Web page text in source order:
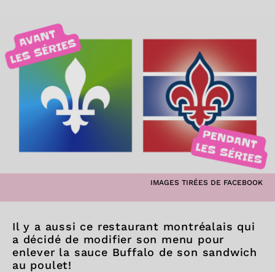
IMAGES TIRÉES DE FACEBOOK
Il y a aussi ce restaurant montréalais qui
a décidé de modifier son menu pour
enlever la sauce Buffalo de son sandwich
au poulet!